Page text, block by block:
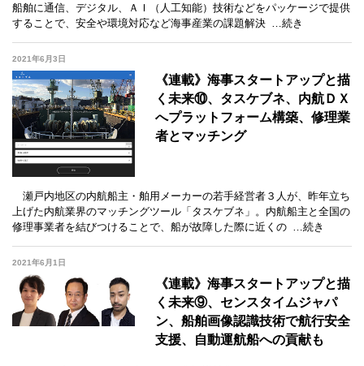
船舶に通信、デジタル、ＡＩ（人工知能）技術などをパッケージで提供
することで、安全や環境対応など海事産業の課題解決
…続き
2021年6月3日
《連載》海事スタートアップと描
く未来⑩、タスケブネ、内航ＤＸ
へプラットフォーム構築、修理業
者とマッチング
瀬戸内地区の内航船主・舶用メーカーの若手経営者３人が、昨年立ち
上げた内航業界のマッチングツール「タスケブネ」。内航船主と全国の
修理事業者を結びつけることで、船が故障した際に近くの …続き
2021年6月1日
《連載》海事スタートアップと描
く未来⑨、センスタイムジャパ
ン、船舶画像認識技術で航行安全
支援、自動運航船への貢献も